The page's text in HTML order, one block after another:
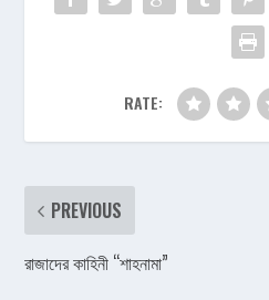
RATE:
PREVIOUS
রাজাদের কাহিনী “শাহনামা”